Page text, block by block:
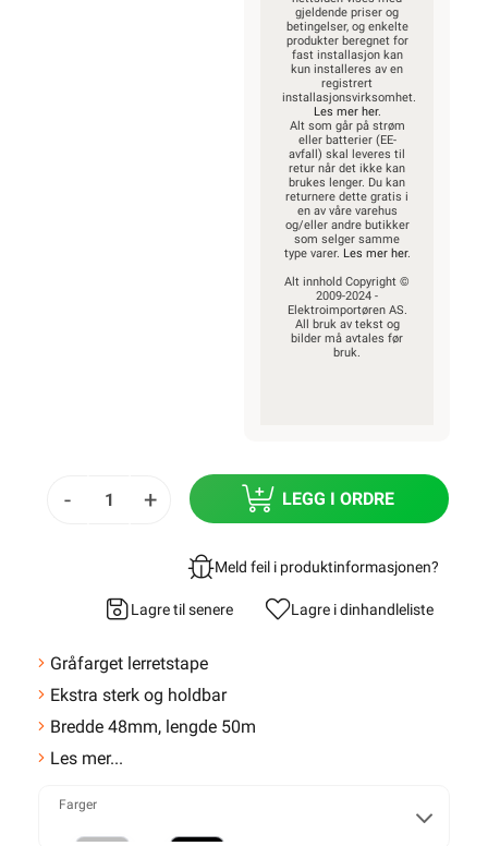
gjeldende priser og
betingelser, og enkelte
produkter beregnet for
fast installasjon kan
kun installeres av en
registrert
installasjonsvirksomhet.
Les mer her.
Alt som går på strøm
eller batterier (EE-
avfall) skal leveres til
retur når det ikke kan
brukes lenger. Du kan
returnere dette gratis i
en av våre varehus
og/eller andre butikker
som selger samme
type varer. Les mer her.
Alt innhold Copyright ©
2009-2024 -
Elektroimportøren AS.
All bruk av tekst og
bilder må avtales før
bruk.
- + LEGG I ORDRE
Meld feil i produktinformasjonen?
Lagre til senere Lagre i dinhandleliste
Gråfarget lerretstape
Ekstra sterk og holdbar
Bredde 48mm, lengde 50m
Les mer...
Farger